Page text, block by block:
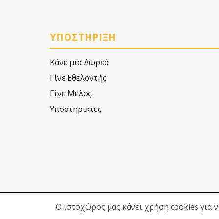
ΥΠΟΣΤΗΡΙΞΗ
Κάνε μια Δωρεά
Γίνε Εθελοντής
Γίνε Μέλος
Υποστηρικτές
Ο ιστοχώρος μας κάνει χρήση cookies για